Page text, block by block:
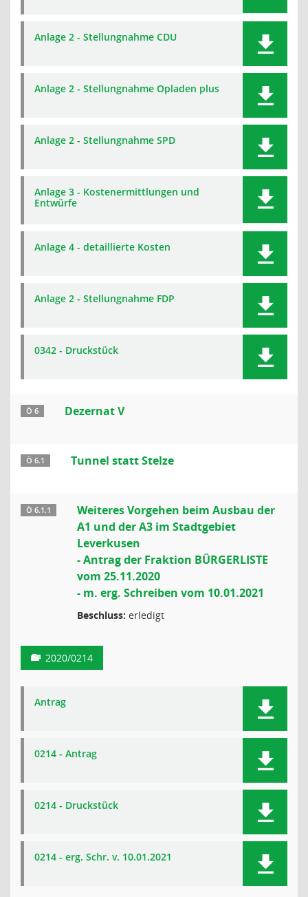
Anlage 2 - Stellungnahme CDU
Anlage 2 - Stellungnahme Opladen plus
Anlage 2 - Stellungnahme SPD
Anlage 3 - Kostenermittlungen und
Entwürfe
Anlage 4 - detaillierte Kosten
Anlage 2 - Stellungnahme FDP
0342 - Druckstück
Ö 6 Dezernat V
Ö 6.1 Tunnel statt Stelze
Ö 6.1.1
Weiteres Vorgehen beim Ausbau der
A1 und der A3 im Stadtgebiet
Leverkusen
- Antrag der Fraktion BÜRGERLISTE
vom 25.11.2020
- m. erg. Schreiben vom 10.01.2021
Beschluss: erledigt
2020/0214
Antrag
0214 - Antrag
0214 - Druckstück
0214 - erg. Schr. v. 10.01.2021